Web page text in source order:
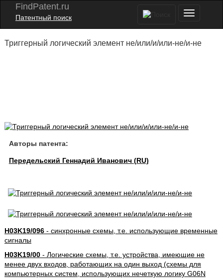
FindPatent.ru
Патентный поиск
Триггерный логический элемент не/или/и/или-не/и-не
Авторы патента:
Передельский Геннадий Иванович (RU)
H03K19/096- синхронные схемы, т.е. использующие временные
сигналы
H03K19/00- Логические схемы, т.е. устройства, имеющие не
менее двух входов, работающих на один выход (схемы для
компьютерных систем, использующих нечеткую логику G06N